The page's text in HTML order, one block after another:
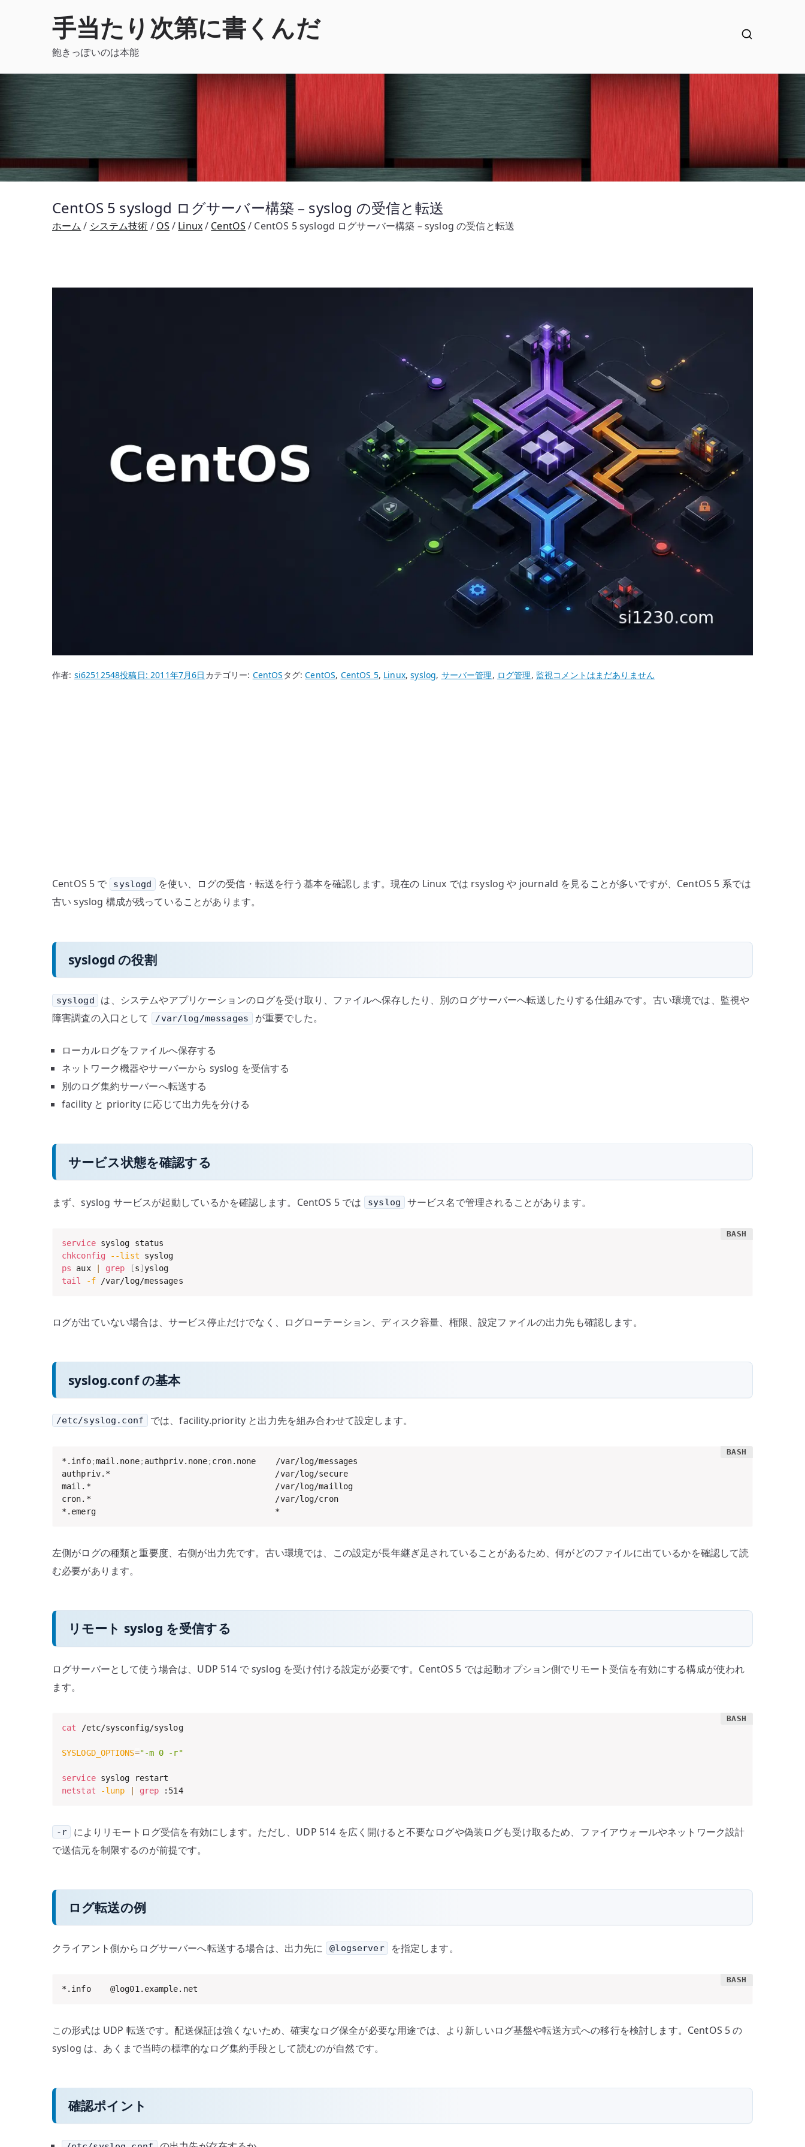
手当たり次第に書くんだ
飽きっぽいのは本能
CentOS 5 syslogd ログサーバー構築 – syslog の受信と転送
ホーム システム技術 OS Linux CentOS CentOS 5 syslogd ログサーバー構築 – syslog の受信と転送
作者: si62512548投稿日:2011年7月6日 カテゴリー: CentOS タグ:CentOS, CentOS 5, Linux,syslog, サーバー管理, ログ管理, 監視CentOS
転
コメントはまだありません
CentOS 5 で syslogd
を使い、ログの受信・転送を行う基本を確認します。現在の Linux では rsyslog や journald を見ることが多いですが、CentOS 5 系では
古い syslog 構成が残っていることがあります。
syslogd の役割
syslogd
は、システムやアプリケーションのログを受け取り、ファイルへ保存したり、別のログサーバーへ転送したりする仕組みです。古い環境では、監視や
障害調査の入口として
/var/log/messages が重要でした。
ローカルログをファイルへ保存する
ネットワーク機器やサーバーから syslog を受信する
別のログ集約サーバーへ転送する
facility と priority に応じて出力先を分ける
サービス状態を確認する
まず、syslog サービスが起動しているかを確認します。CentOS 5 では syslog サービス名で管理されることがあります。
service
chkconfig
--list
ps aux grep [s]
tail
-f /var/log/messages
ログが出ていない場合は、サービス停止だけでなく、ログローテーション、ディスク容量、権限、設定ファイルの出力先も確認します。
syslog.conf の基本
/etc/syslog.conf では、facility.priority と出力先を組み合わせて設定します。
*.info;mail.none; authpriv.none; cron.none    /var/log/messages
authpriv.*                                  /var/log/secure
mail.*                                      /var/log/maillog
cron.*                                      /var/log/cron
*.emerg                                     *
左側がログの種類と重要度、右側が出力先です。古い環境では、この設定が長年継ぎ足されていることがあるため、何がどのファイルに出ているかを確認して読
む必要があります。
リモート syslog を受信する
ログサーバーとして使う場合は、UDP 514 で syslog を受け付ける設定が必要です。CentOS 5 では起動オプション側でリモート受信を有効にする構成が使われ
ます。
cat /etc/sysconfig/syslog
SYSLOGD_OPTIONS="-m 0 -r"
service
netstat
-lunp grep :514
-r
によりリモートログ受信を有効にします。ただし、UDP 514 を広く開けると不要なログや偽装ログも受け取るため、ファイアウォールやネットワーク設計
で送信元を制限するのが前提です。
ログ転送の例
クライアント側からログサーバーへ転送する場合は、出力先に @logserver を指定します。
*.info    @log01.example.net
この形式は UDP 転送です。配送保証は強くないため、確実なログ保全が必要な用途では、より新しいログ基盤や転送方式への移行を検討します。CentOS 5 の
syslog は、あくまで当時の標準的なログ集約手段として読むのが自然です。
確認ポイント